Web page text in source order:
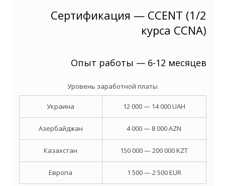
Сертификация — CCENT (1/2
курса CCNA)
Опыт работы — 6-12 месяцев
Уровень заработной платы
Украина 12 000 — 14 000 UAH
Азербайджан 4 000 — 8 000 AZN
Казахстан 150 000 — 200 000 KZT
Европа 1 500 — 2 500 EUR